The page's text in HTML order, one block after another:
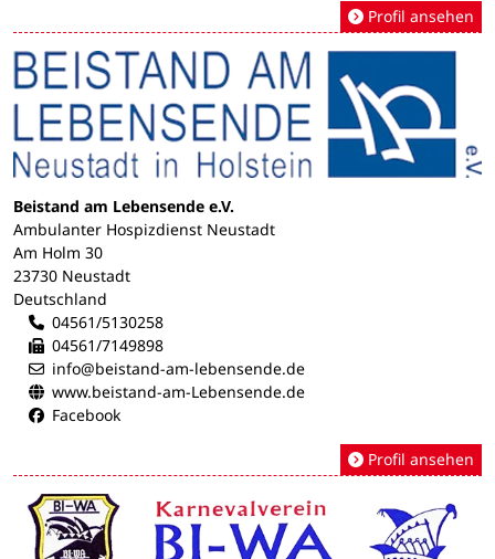
Profil ansehen
Beistand am Lebensende e.V.
Ambulanter Hospizdienst Neustadt
Am Holm 30
23730 Neustadt
Deutschland
04561/5130258
04561/7149898
info@beistand-am-lebensende.de
www.beistand-am-Lebensende.de
Facebook
Profil ansehen